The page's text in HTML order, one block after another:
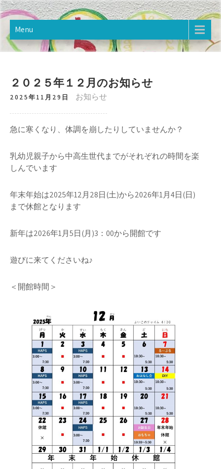
Skip
to
content樋野口こども館
2020年12月オープン。樋野口こども館のホームページです。
Menu
２０２５年１２月のお知らせ
2025年11月29日 お知らせ
急に寒くなり、体調を崩したりしていませんか？
乳幼児親子から中高生世代までがそれぞれの時間を楽
しんでいます
年末年始は2025年12月28日(土)から2026年1月4日(日)
まで休館となります
新年は2026年1月5日(月)3：00から開館です
遊びに来てくださいね♪
＜開館時間＞